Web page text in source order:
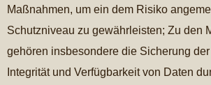
Maßnahmen, um ein dem Risiko
Schutzniveau zu gewährleisten; Zu den
gehören insbesondere die Sicherung
Integrität und Verfügbarkeit von Daten